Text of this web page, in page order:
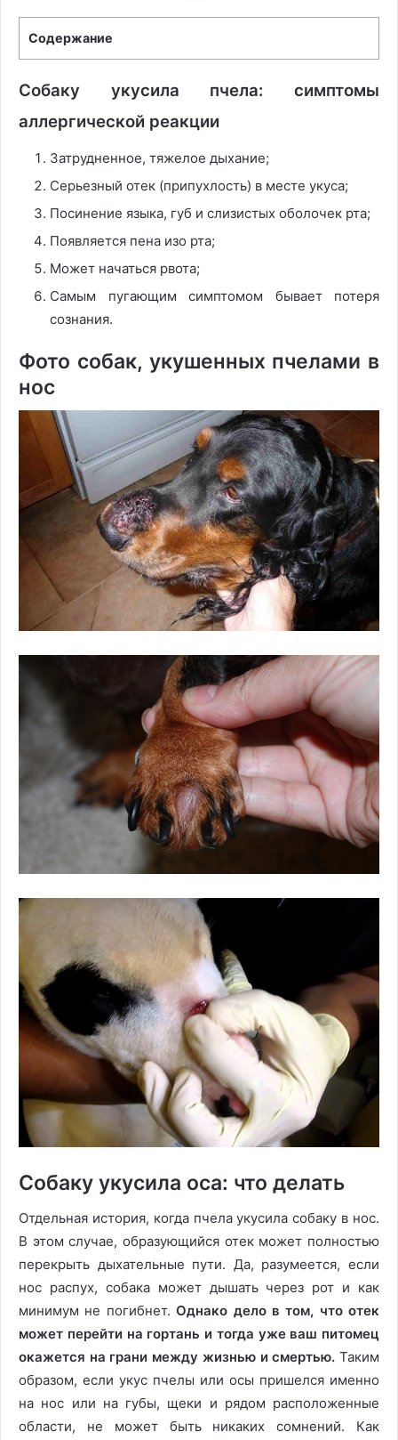
Содержание
Собаку укусила пчела: симптомы
аллергической реакции
Затрудненное, тяжелое дыхание;
Серьезный отек (припухлость) в месте укуса;
Посинение языка, губ и слизистых оболочек рта;
Появляется пена изо рта;
Может начаться рвота;
Самым пугающим симптомом бывает потеря
сознания.
Фото собак, укушенных пчелами в
нос
Собаку укусила оса: что делать
Отдельная история, когда пчела укусила собаку в нос.
В этом случае, образующийся отек может полностью
перекрыть дыхательные пути. Да, разумеется, если
нос распух, собака может дышать через рот и как
минимум не погибнет.Однако дело в том, что отек
может перейти на гортань и тогда уже ваш питомец
окажется на грани между жизнью и смертью. Таким
образом, если укус пчелы или осы пришелся именно
на нос или на губы, щеки и рядом расположенные
области, не может быть никаких сомнений. Как